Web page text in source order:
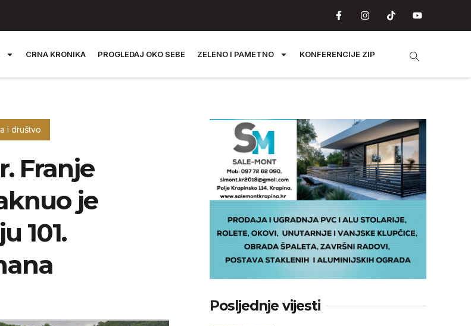
CRNA KRONIKA PROGLEDAJ OKO SEBE ZELENO I PAMETNO KONFERENCIJE ZIP
i društvo
Franje
je
101.
Posljednje vijesti